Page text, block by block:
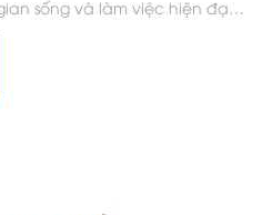
sống và làm việc hiện đại,